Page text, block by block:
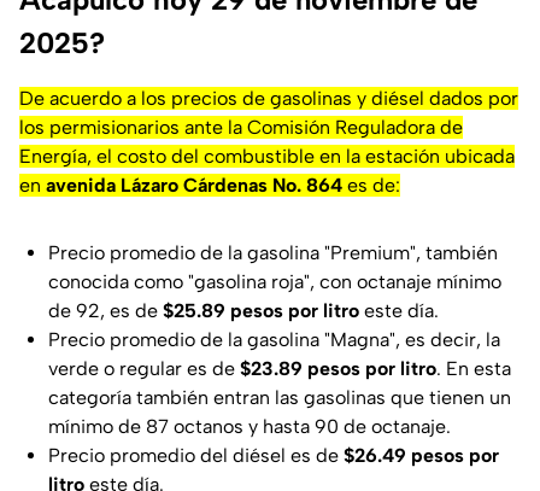
2025?
De acuerdo a los precios de gasolinas y diésel dados por
los permisionarios ante la Comisión Reguladora de
Energía, el costo del combustible en la estación ubicada
en avenida Lázaro Cárdenas No. 864 es de:
Precio promedio de la gasolina "Premium", también
conocida como "gasolina roja", con octanaje mínimo
de 92, es de $25.89 pesos por litro este día.
Precio promedio de la gasolina "Magna", es decir, la
verde o regular es de $23.89 pesos por litro. En esta
categoría también entran las gasolinas que tienen un
mínimo de 87 octanos y hasta 90 de octanaje.
Precio promedio del diésel es de $26.49 pesos por
litro este día.